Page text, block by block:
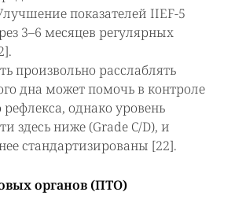
показателей IIEF-5
3–6 месяцев регулярных
произвольно расслаблять
дна может помочь в контроле
рефлекса, однако уровень
здесь ниже (Grade C/D), и
стандартизированы [22].
органов (ПТО)